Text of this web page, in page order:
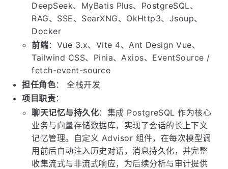
DeepSeek、MyBatis Plus、PostgreSQL、
RAG、SSE、SearXNG、OkHttp3、Jsoup、
Docker
前端：Vue 3.x、Vite 4、Ant Design Vue、
Tailwind CSS、Pinia、Axios、EventSource /
fetch-event-source
担任角色： 全栈开发
项目职责：
聊天记忆与持久化：集成 PostgreSQL 作为核心
业务与向量存储数据库，实现了会话的长上下文
记忆管理。自定义 Advisor 组件，在每次模型调
用前后自动注入历史对话，消息持久化，并完整
收集流式与非流式响应，为后续分析与审计提供